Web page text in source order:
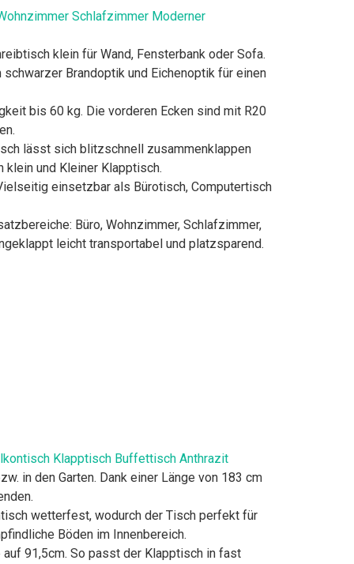
Schlafzimmer Moderner
klein für Wand, Fensterbank oder Sofa.
Brandoptik und Eichenoptik für einen
bis 60 kg. Die vorderen Ecken sind mit R20
lässt sich blitzschnell zusammenklappen
und Kleiner Klapptisch.
einsetzbar als Bürotisch, Computertisch
Büro, Wohnzimmer, Schlafzimmer,
leicht transportabel und platzsparend.
Klapptisch Buffettisch Anthrazit
in den Garten. Dank einer Länge von 183 cm
wetterfest, wodurch der Tisch perfekt für
Böden im Innenbereich.
auf 91,5cm. So passt der Klapptisch in fast